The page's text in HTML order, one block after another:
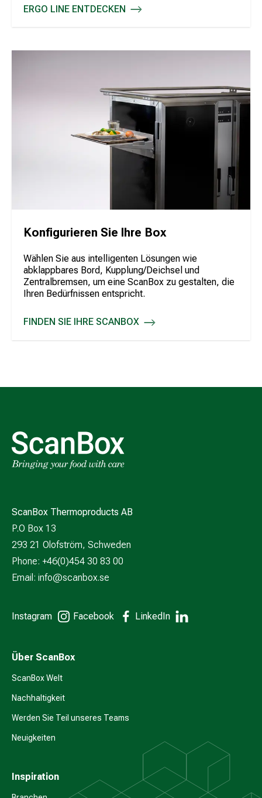
ERGO LINE ENTDECKEN
ERGO LINE
Konfigurieren Sie Ihre Box
Wählen Sie aus intelligenten Lösungen wie
abklappbares Bord, Kupplung/Deichsel und
Zentralbremsen, um eine ScanBox zu gestalten, die
Ihren Bedürfnissen entspricht.
FINDEN SIE IHRE SCANBOX
KONFIGURIEREN SIE IHRE BOX
ScanBox Thermoproducts AB
P.O Box 13
293 21 Olofström, Schweden
Phone: +46(0)454 30 83 00
Email: info@scanbox.se
Instagram Facebook LinkedIn
Über ScanBox
ScanBox Welt
Nachhaltigkeit
Werden Sie Teil unseres Teams
Neuigkeiten
Inspiration